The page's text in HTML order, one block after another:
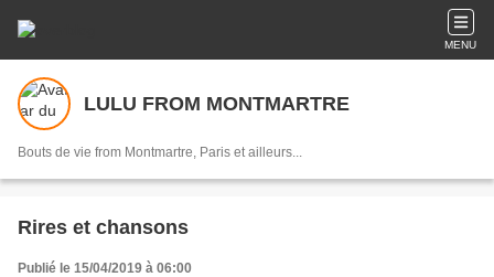
MENU
LULU FROM MONTMARTRE
Bouts de vie from Montmartre, Paris et ailleurs...
Rires et chansons
Publié le 15/04/2019 à 06:00